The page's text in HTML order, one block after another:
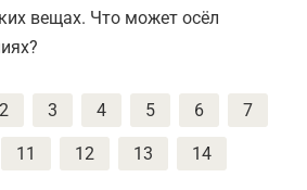
вещах. Что может осёл
2 3 4 5 6 7
11 12 13 14